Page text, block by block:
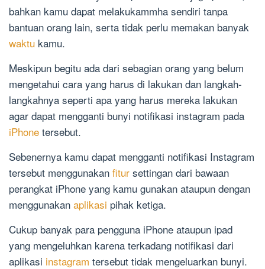
bahkan kamu dapat melakukammha sendiri tanpa
bantuan orang lain, serta tidak perlu memakan banyak
waktu kamu.
Meskipun begitu ada dari sebagian orang yang belum
mengetahui cara yang harus di lakukan dan langkah-
langkahnya seperti apa yang harus mereka lakukan
agar dapat mengganti bunyi notifikasi instagram pada
iPhone tersebut.
Sebenernya kamu dapat mengganti notifikasi Instagram
tersebut menggunakan fitur settingan dari bawaan
perangkat iPhone yang kamu gunakan ataupun dengan
menggunakan aplikasi pihak ketiga.
Cukup banyak para pengguna iPhone ataupun ipad
yang mengeluhkan karena terkadang notifikasi dari
aplikasi instagram tersebut tidak mengeluarkan bunyi.